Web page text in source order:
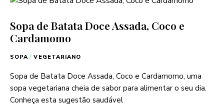
Sopa de Batata Doce Assada, Coco e
Cardamomo
SOPA / VEGETARIANO
Sopa de Batata Doce Assada, Coco e Cardamomo, uma
sopa vegetariana cheia de sabor para alimentar o seu dia.
Conheça esta sugestão saudável